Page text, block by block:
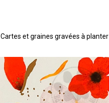
Cartes et graines gravées à planter